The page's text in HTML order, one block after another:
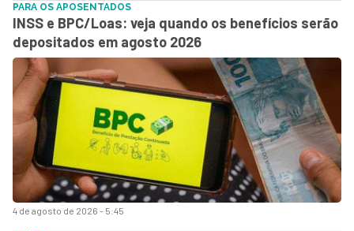
4 de agosto de 2026 - 5:45
PARA OS APOSENTADOS
INSS e BPC/Loas: veja quando os benefícios serão
depositados em agosto 2026